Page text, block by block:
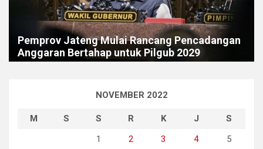
Pemprov Jateng Mulai Rancang Pencadangan
Anggaran Bertahap untuk Pilgub 2029
NOVEMBER 2022
M S S R K J
S
1
2 3 4
5